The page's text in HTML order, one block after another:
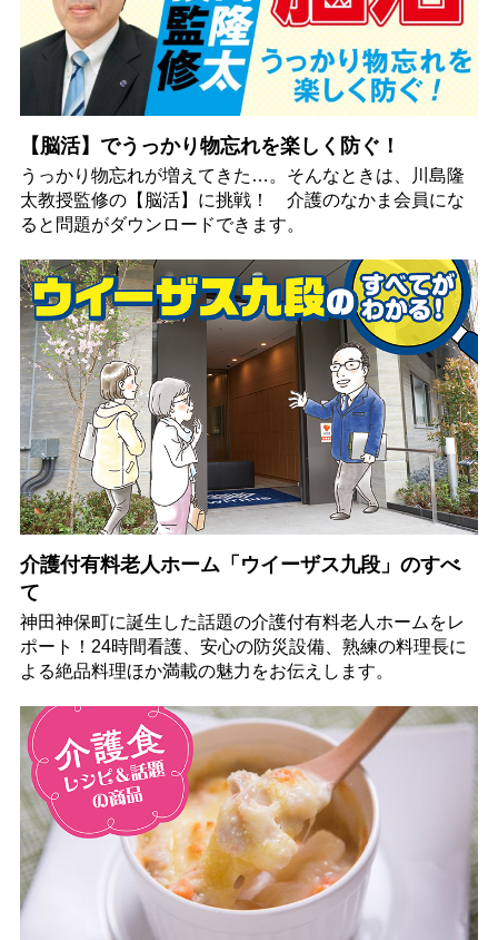
【脳活】でうっかり物忘れを楽しく防ぐ！
うっかり物忘れが増えてきた…。そんなときは、川島隆
太教授監修の【脳活】に挑戦！ 介護のなかま会員にな
ると問題がダウンロードできます。
介護付有料老人ホーム「ウイーザス九段」のすべ
て
神田神保町に誕生した話題の介護付有料老人ホームをレ
ポート！24時間看護、安心の防災設備、熟練の料理長に
よる絶品料理ほか満載の魅力をお伝えします。